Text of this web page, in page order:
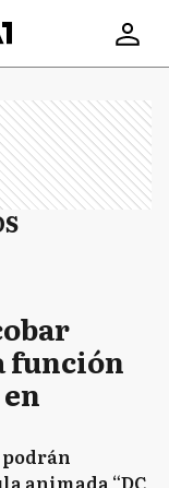
función
podrán
animada “DC